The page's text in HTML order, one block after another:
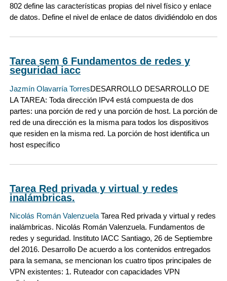
802 define las características propias del nivel físico y enlace
de datos. Define el nivel de enlace de datos dividiéndolo en dos
Tarea sem 6 Fundamentos de redes y
seguridad iacc
Jazmín Olavarría TorresDESARROLLO DESARROLLO DE
LA TAREA: Toda dirección IPv4 está compuesta de dos
partes: una porción de red y una porción de host. La porción de
red de una dirección es la misma para todos los dispositivos
que residen en la misma red. La porción de host identifica un
host específico
Tarea Red privada y virtual y redes
inalámbricas.
Nicolás Román Valenzuela Tarea Red privada y virtual y redes
inalámbricas. Nicolás Román Valenzuela. Fundamentos de
redes y seguridad. Instituto IACC Santiago, 26 de Septiembre
del 2016. Desarrollo De acuerdo a los contenidos entregados
para la semana, se mencionan los cuatro tipos principales de
VPN existentes: 1. Ruteador con capacidades VPN